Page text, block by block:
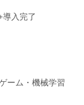
入完了
ーム・機械学習